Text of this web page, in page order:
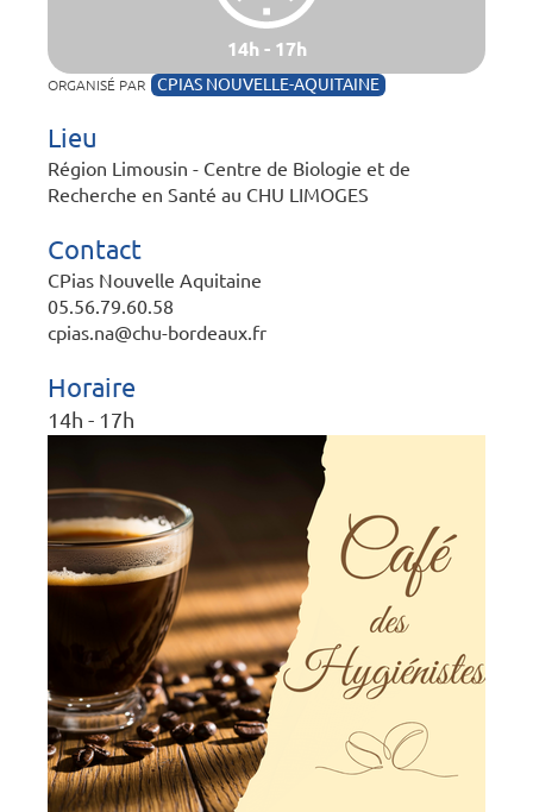
14h - 17h
ORGANISÉ PAR CPIAS NOUVELLE-AQUITAINE
Lieu
Région Limousin - Centre de Biologie et de
Recherche en Santé au CHU LIMOGES
Contact
CPias Nouvelle Aquitaine
05.56.79.60.58
cpias.na@chu-bordeaux.fr
Horaire
14h - 17h